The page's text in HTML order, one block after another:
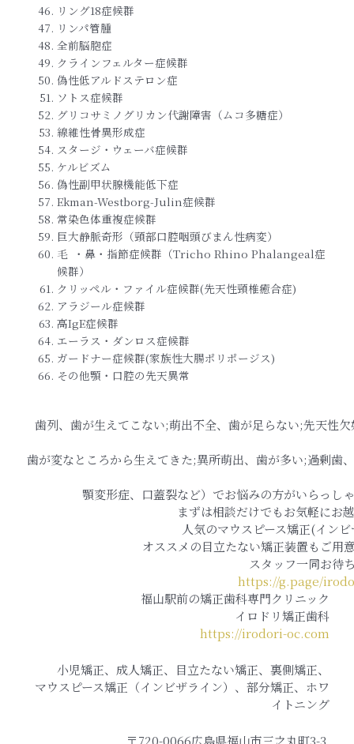
リング18症候群
リンパ管腫
全前脳胞症
クラインフェルター症候群
偽性低アルドステロン症
ソトス症候群
グリコサミノグリカン代謝障害（ムコ多糖症）
線維性骨異形成症
スタージ・ウェーバ症候群
ケルビズム
偽性副甲状腺機能低下症
Ekman-Westborg-Julin症候群
常染色体重複症候群
巨大静脈奇形（頸部口腔咽頭びまん性病変）
毛 ・鼻・指節症候群（Tricho Rhino Phalangeal症
候群）
クリッペル・ファイル症候群(先天性頸椎癒合症)
アラジール症候群
高IgE症候群
エーラス・ダンロス症候群
ガードナー症候群(家族性大腸ポリポージス)
その他顎・口腔の先天異常
歯列、歯が生えてこない;萌出不全、歯が足らない;先天性
歯が変なところから生えてきた;異所萌出、歯が多い;過剰歯
顎変形症、口蓋裂など）でお悩みの方がいらっし
まずは相談だけでもお気軽にお
人気のマウスピース矯正(イン
オススメの目立たない矯正装置もご用
スタッフ一同お待
https://g.page/
福山駅前の矯正歯科専門クリニック
イロドリ矯正歯科
https://irodori-oc.com
小児矯正、成人矯正、目立たない矯正、裏側矯正、
マウスピース矯正（インビザライン）、部分矯正、ホワ
イトニング
〒720-0066広島県福山市三之丸町3-3